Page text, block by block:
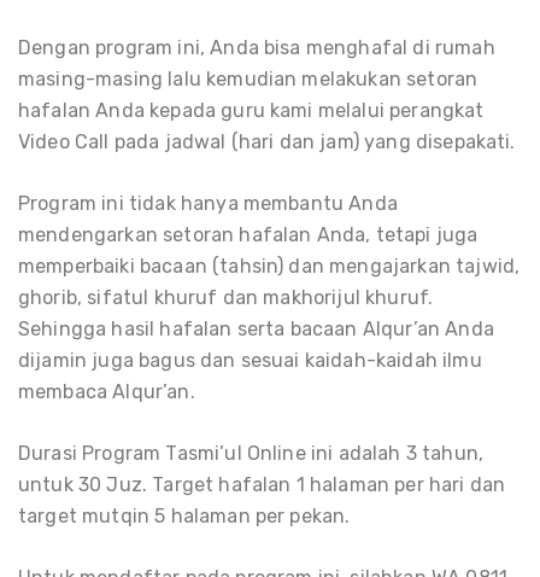
Dengan program ini, Anda bisa menghafal di rumah
masing-masing lalu kemudian melakukan setoran
hafalan Anda kepada guru kami melalui perangkat
Video Call pada jadwal (hari dan jam) yang disepakati.
Program ini tidak hanya membantu Anda
mendengarkan setoran hafalan Anda, tetapi juga
memperbaiki bacaan (tahsin) dan mengajarkan tajwid,
ghorib, sifatul khuruf dan makhorijul khuruf.
Sehingga hasil hafalan serta bacaan Alqur’an Anda
dijamin juga bagus dan sesuai kaidah-kaidah ilmu
membaca Alqur’an.
Durasi Program Tasmi’ul Online ini adalah 3 tahun,
untuk 30 Juz. Target hafalan 1 halaman per hari dan
target mutqin 5 halaman per pekan.